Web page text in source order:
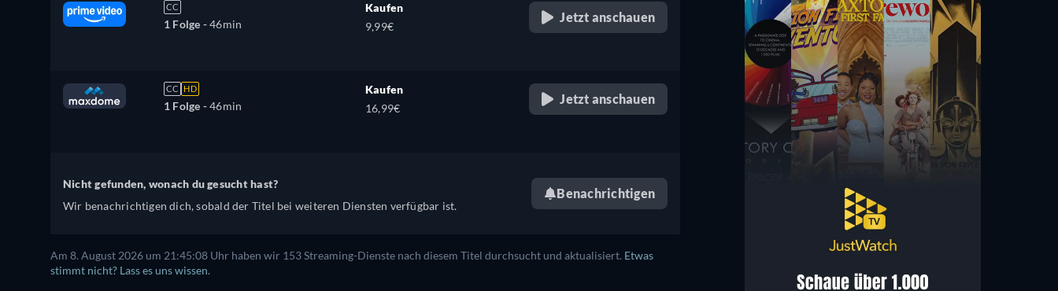
CC
1 Folge -46min
Kaufen
9,99€
Jetzt anschauen
CC HD
1 Folge -46min
Kaufen
16,99€
Jetzt anschauen
Nicht gefunden, wonach du gesucht hast?
Wir benachrichtigen dich, sobald der Titel bei weiteren Diensten verfügbar ist.
Benachrichtigen
Am 8. August 2026 um 21:45:08 Uhr haben wir 153 Streaming-Dienste nach diesem Titel durchsucht und aktualisiert. Etwas
stimmt nicht? Lass es uns wissen.